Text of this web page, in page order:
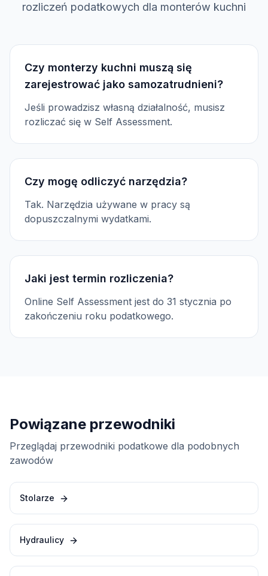
rozliczeń podatkowych dla monterów kuchni
Czy monterzy kuchni muszą się
zarejestrować jako samozatrudnieni?
Jeśli prowadzisz własną działalność, musisz
rozliczać się w Self Assessment.
Czy mogę odliczyć narzędzia?
Tak. Narzędzia używane w pracy są
dopuszczalnymi wydatkami.
Jaki jest termin rozliczenia?
Online Self Assessment jest do 31 stycznia po
zakończeniu roku podatkowego.
Powiązane przewodniki
Przeglądaj przewodniki podatkowe dla podobnych
zawodów
Stolarze
Hydraulicy